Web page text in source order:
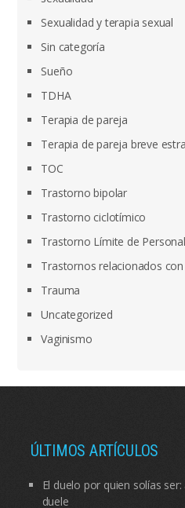
Sexualidad y terapia sexual
Sin categoría
Sueño
TDHA
Terapia de pareja
Terapia de pareja breve
TOC
Trastorno bipolar
Trastorno ciclotímico
Trastorno Límite de
Trastornos relacionados
Trauma
Uncategorized
Vaginismo
ÚLTIMOS ARTÍCULOS
El duelo por quien solías
duele